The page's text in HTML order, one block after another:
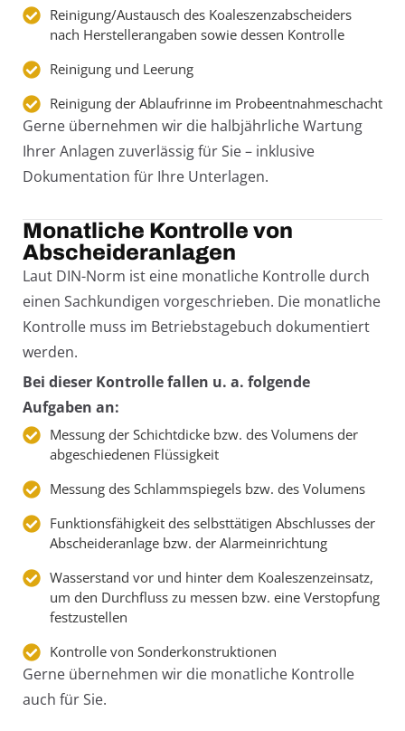
Reinigung/Austausch des Koaleszenzabscheiders
nach Herstellerangaben sowie dessen Kontrolle
Reinigung und Leerung
Reinigung der Ablaufrinne im Probeentnahmeschacht
Gerne übernehmen wir die halbjährliche Wartung
Ihrer Anlagen zuverlässig für Sie – inklusive
Dokumentation für Ihre Unterlagen.
Monatliche Kontrolle von
Abscheideranlagen
Laut DIN-Norm ist eine monatliche Kontrolle durch
einen Sachkundigen vorgeschrieben. Die monatliche
Kontrolle muss im Betriebstagebuch dokumentiert
werden.
Bei dieser Kontrolle fallen u. a. folgende
Aufgaben an:
Messung der Schichtdicke bzw. des Volumens der
abgeschiedenen Flüssigkeit
Messung des Schlammspiegels bzw. des Volumens
Funktionsfähigkeit des selbsttätigen Abschlusses der
Abscheideranlage bzw. der Alarmeinrichtung
Wasserstand vor und hinter dem Koaleszenzeinsatz,
um den Durchfluss zu messen bzw. eine Verstopfung
festzustellen
Kontrolle von Sonderkonstruktionen
Gerne übernehmen wir die monatliche Kontrolle
auch für Sie.